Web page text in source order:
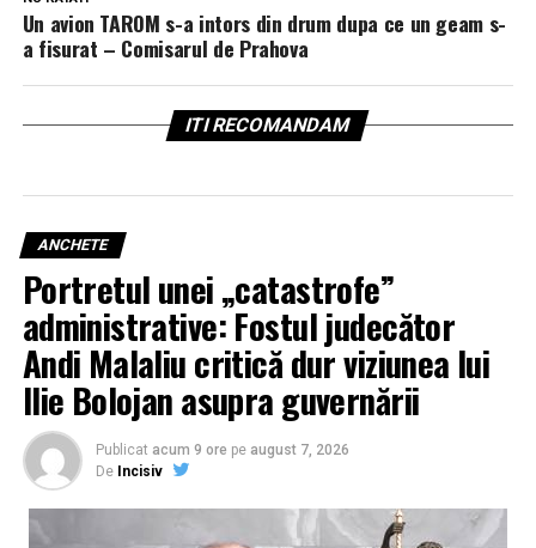
Un avion TAROM s-a intors din drum dupa ce un geam s-
a fisurat – Comisarul de Prahova
ITI RECOMANDAM
ANCHETE
Portretul unei „catastrofe”
administrative: Fostul judecător
Andi Malaliu critică dur viziunea lui
Ilie Bolojan asupra guvernării
Publicat acum 9 ore pe august 7, 2026
De Incisiv